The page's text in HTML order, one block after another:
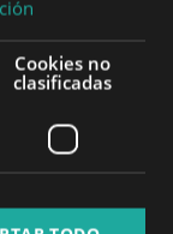
FRENCH
Cookies no
clasificadas